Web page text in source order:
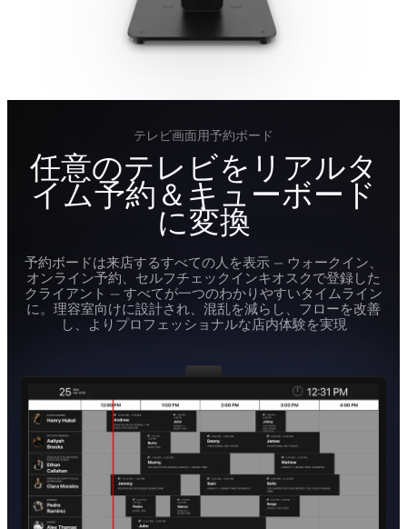
テレビ画面用予約ボード
任意のテレビをリアルタ
イム予約＆キューボード
に変換
予約ボードは来店するすべての人を表示 — ウォークイン、
オンライン予約、セルフチェックインキオスクで登録した
クライアント — すべてが一つのわかりやすいタイムライン
に。理容室向けに設計され、混乱を減らし、フローを改善
し、よりプロフェッショナルな店内体験を実現